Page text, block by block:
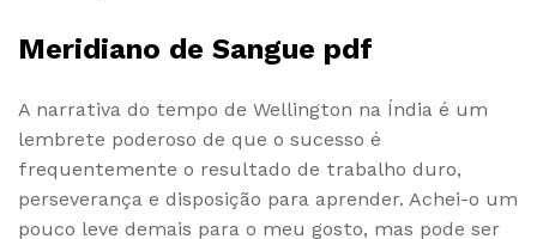
Meridiano de Sangue pdf
A narrativa do tempo de Wellington na Índia é um
lembrete poderoso de que o sucesso é
frequentemente o resultado de trabalho duro,
perseverança e disposição para aprender. Achei-o um
pouco leve demais para o meu gosto, mas pode ser